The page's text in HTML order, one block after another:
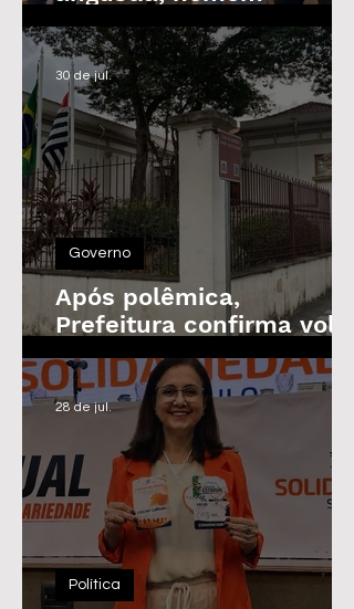
desaparecido é
encontrado em Araras
Após polêmica,
Prefeitura confirma volta
do Prêmio de
Assiduidade
Governo
30 de jul.
Política
28 de jul.